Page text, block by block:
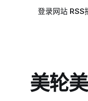
登录网站 RSS
美轮